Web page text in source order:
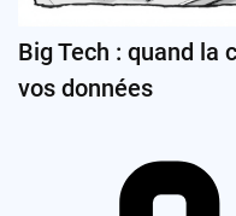
Big Tech : quand la
vos données